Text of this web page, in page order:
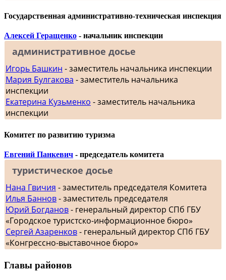
Государственная административно-техническая инспекция
Алексей Геращенко - начальник инспекции
административное досье
Игорь Башкин - заместитель начальника инспекции
Мария Булгакова - заместитель начальника
инспекции
Екатерина Кузьменко - заместитель начальника
инспекции
Комитет по развитию туризма
Евгений Панкевич - председатель комитета
туристическое досье
Нана Гвичия - заместитель председателя Комитета
Илья Баннов- заместитель председателя
Юрий Богданов- генеральный директор СПб ГБУ
«Городское туристско-информационное бюро»
Сергей Азаренков- генеральный директор СПб ГБУ
«Конгрессно-выставочное бюро»
Главы районов